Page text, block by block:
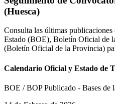
Seguimiento de
(Huesca)
Consulta las últimas
Estado (BOE), Boletín Oficial de
(Boletín Oficial de la Provincia)
Calendario Oficial y Estado de